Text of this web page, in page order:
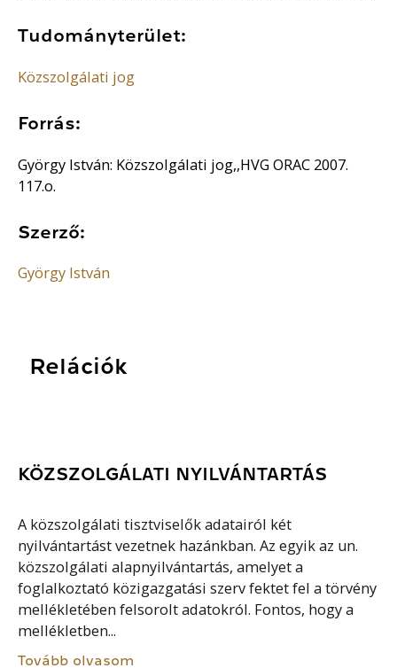
Tudományterület:
Közszolgálati jog
Forrás:
György István: Közszolgálati jog,,HVG ORAC 2007.
117.o.
Szerző:
György István
Relációk
KÖZSZOLGÁLATI NYILVÁNTARTÁS
A közszolgálati tisztviselők adatairól két
nyilvántartást vezetnek hazánkban. Az egyik az un.
közszolgálati alapnyilvántartás, amelyet a
foglalkoztató közigazgatási szerv fektet fel a törvény
mellékletében felsorolt adatokról. Fontos, hogy a
mellékletben...
Tovább olvasom